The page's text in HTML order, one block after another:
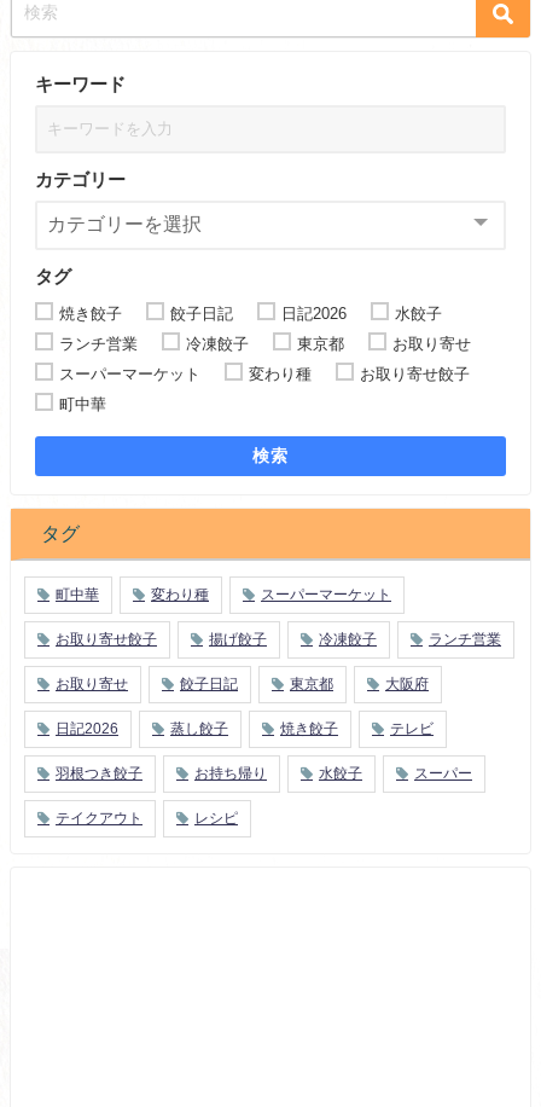
キーワード
カテゴリー
タグ
焼き餃子 餃子日記 日記2026
水餃子
ランチ営業
冷凍餃子 東京都
お取り寄せ
スーパーマーケット
変わり種
お取り寄せ餃子
町中華
検索
タグ
町中華 変わり種 スーパーマーケット
お取り寄せ餃子 揚げ餃子 冷凍餃子 ランチ営業
お取り寄せ 餃子日記 東京都 大阪府
日記2026 蒸し餃子 焼き餃子 テレビ
羽根つき餃子 お持ち帰り 水餃子 スーパー
テイクアウト レシピ